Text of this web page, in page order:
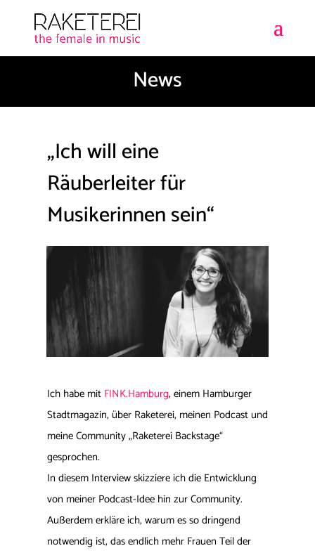
News
„Ich will eine
Räuberleiter für
Musikerinnen sein“
​Ich habe mit FINK.Hamburg, einem Hamburger
Stadtmagazin, über Raketerei, meinen Podcast und
meine Community „Raketerei Backstage“
gesprochen.
In diesem Interview skizziere ich die Entwicklung
von meiner Podcast-Idee hin zur Community.
Außerdem erkläre ich, warum es so dringend
notwendig ist, das endlich mehr Frauen Teil der